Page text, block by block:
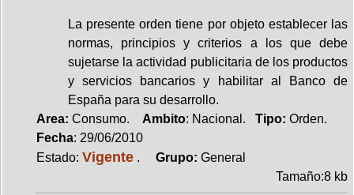
La presente orden tiene por objeto establecer las
normas, principios y criterios a los que debe
sujetarse la actividad publicitaria de los productos
y servicios bancarios y habilitar al Banco de
España para su desarrollo.
Area: Consumo. Ambito: Nacional. Tipo: Orden.
Fecha: 29/06/2010
Estado: Vigente . Grupo: General
Tamaño:8 kb